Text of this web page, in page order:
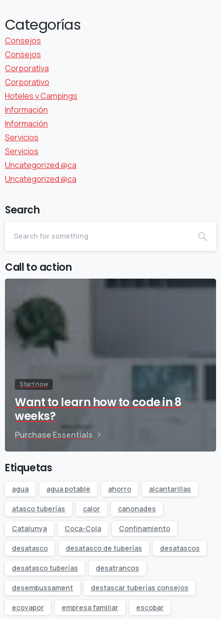
Categorías
Consejos
Consejos
Corporativa
Corporativo
Hoteles y Campings
Información
Información
Servicios
Servicios
Uncategorized @ca
Uncategorized @ca
Search
Call to action
Start now
Want to learn how to code in 8
weeks?
Purchase Essentials
Etiquetas
agua agua potable ahorro alcantarillas
atasco tuberías calor canonades
Catalunya Coca-Cola Confinamiento
desatasco desatasco de tuberías desatascos
desatasco tuberías desatrancos
desembussament destascar tuberías consejos
ecovapor empresa familiar escobar